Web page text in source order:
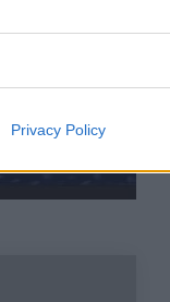
Privacy Policy